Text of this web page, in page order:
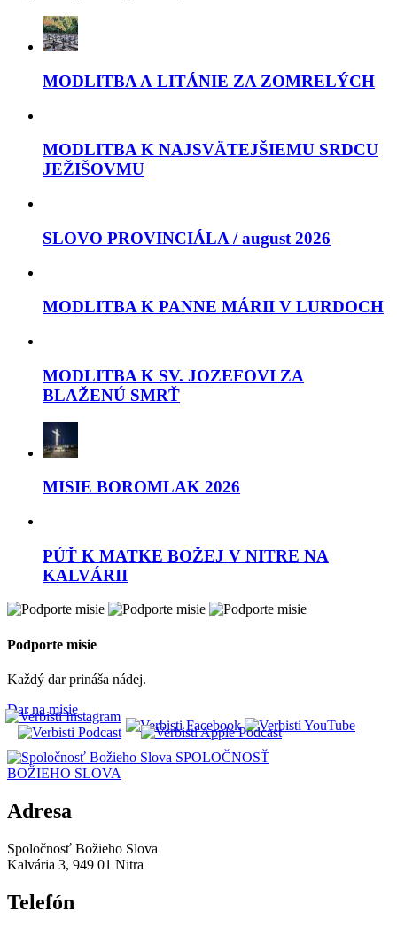
MODLITBA A LITÁNIE ZA ZOMRELÝCH
MODLITBA K NAJSVÄTEJŠIEMU SRDCU
JEŽIŠOVMU
SLOVO PROVINCIÁLA / august 2026
MODLITBA K PANNE MÁRII V LURDOCH
MODLITBA K SV. JOZEFOVI ZA
BLAŽENÚ SMRŤ
MISIE BOROMLAK 2026
PÚŤ K MATKE BOŽEJ V NITRE NA
KALVÁRII
Podporte misie
Každý dar prináša nádej.
Dar na misie
SPOLOČNOSŤ
BOŽIEHO SLOVA
Adresa
Spoločnosť Božieho Slova
Kalvária 3, 949 01 Nitra
Telefón